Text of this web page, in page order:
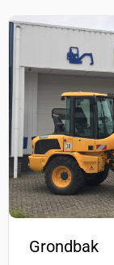
Grondbak